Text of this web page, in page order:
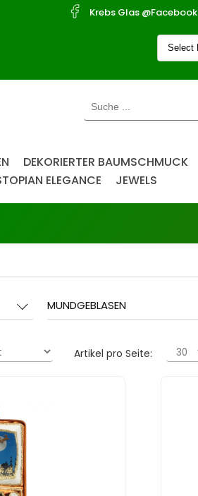
Krebs Glas @Facebook
DEKORIERTER BAUMSCHMUCK
ELEGANCE JEWELS
MUNDGEBLASEN
Artikel pro Seite: